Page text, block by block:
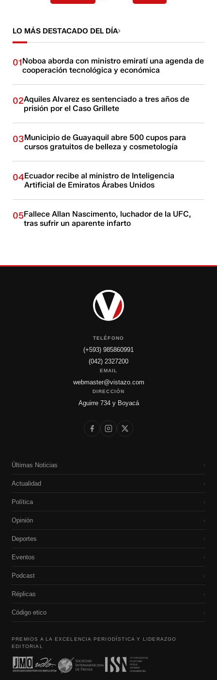
LO MÁS DESTACADO DEL DÍA
01Noboa aborda con ministro emiratí una agenda de
cooperación tecnológica y económica
02Aquiles Alvarez es sentenciado a tres años de
prisión por el Caso Grillete
03Municipio de Guayaquil abre 500 cupos para
cursos gratuitos de belleza y cosmetología
04Ecuador recibe al ministro de Inteligencia
Artificial de Emiratos Árabes Unidos
05Fallece Allan Nascimento, luchador de la UFC,
tras sufrir un aparente infarto
TELÉFONO
(+593) 985860991
(042) 2327200
EMAIL
webmaster@vistazo.com
DIRECCIÓN
Aguirre 734 y Boyacá
Últimas Noticias ›
Actualidad ›
Política ›
Opinión ›
Deportes ›
Eventos ›
Podcast ›
Réplicas ›
Código etico ›
PREMIOS A LA EXCELENCIA PERIODÍSTICA Y LIDERAZGO
EDITORIAL